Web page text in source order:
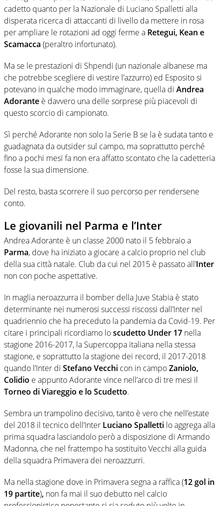
cadetto quanto per la Nazionale di Luciano Spalletti alla
disperata ricerca di attaccanti di livello da mettere in rosa
per ampliare le rotazioni ad oggi ferme a Retegui, Kean e
Scamacca (peraltro infortunato).
Ma se le prestazioni di Shpendi (un nazionale albanese ma
che potrebbe scegliere di vestire l’azzurro) ed Esposito si
potevano in qualche modo immaginare, quella di Andrea
Adorante è davvero una delle sorprese più piacevoli di
questo scorcio di campionato.
Sì perché Adorante non solo la Serie B se la è sudata tanto e
guadagnata da outsider sul campo, ma soprattutto perché
fino a pochi mesi fa non era affatto scontato che la cadetteria
fosse la sua dimensione.
Del resto, basta scorrere il suo percorso per rendersene
conto.
Le giovanili nel Parma e l’Inter
Andrea Adorante è un classe 2000 nato il 5 febbraio a
Parma, dove ha iniziato a giocare a calcio proprio nel club
della sua città natale. Club da cui nel 2015 è passato all’Inter
non con poche aspettative.
In maglia neroazzurra il bomber della Juve Stabia è stato
determinante nei numerosi successi riscossi dall’Inter nel
quadriennio che ha preceduto la pandemia da Covid-19. Per
citare i principali ricordiamo loscudetto Under 17 nella
stagione 2016-2017, la Supercoppa italiana nella stessa
stagione, e soprattutto la stagione dei record, il 2017-2018
quando l’Inter di Stefano Vecchi con in campoZaniolo,
Colidio e appunto Adorante vince nell’arco di tre mesi il
Torneo di Viareggio e lo Scudetto.
Sembra un trampolino decisivo, tanto è vero che nell’estate
del 2018 il tecnico dell’Inter Luciano Spalletti lo aggrega alla
prima squadra lasciandolo però a disposizione di Armando
Madonna, che nel frattempo ha sostituito Vecchi alla guida
della squadra Primavera dei neroazzurri.
Ma nella stagione dove in Primavera segna a raffica (12 gol in
19 partite), non fa mai il suo debutto nel calcio